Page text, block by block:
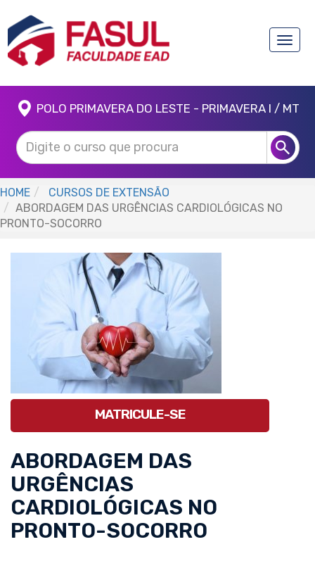
Toggle
POLO PRIMAVERA DO LESTE - PRIMAVERA I / MT
HOME
CURSOS DE EXTENSÃO
ABORDAGEM DAS URGÊNCIAS CARDIOLÓGICAS NO
PRONTO-SOCORRO
MATRICULE-SE
ABORDAGEM DAS
URGÊNCIAS
CARDIOLÓGICAS NO
PRONTO-SOCORRO